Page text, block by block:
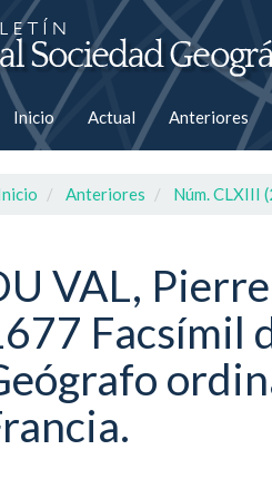
Inicio Actual Anteriores
Anteriores Núm. CLXIII
VAL,
Facsímil